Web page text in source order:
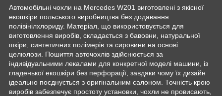
Автомобільні чохли на Mercedes W201 виготовлені з якісної
екошкіри польського виробництва без додавання
полівінілхлориду. Матеріал, що використовується для
виготовлення виробів, складається з бавовни, натуральної
шкіри, синтетичних полімерів та сировини на основі
целюлози. Пошиття авточохлів здійснюється за
індивідуальними лекалами для конкретної моделі машини, із
гладенької екошкіри без перфорації, завдяки чому їх дизайн
ідеально поєднується з оригінальним салоном. Точність крою
виробів забезпечує простоту установки, чохли не провисають,